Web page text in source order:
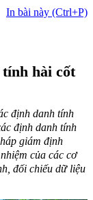
In bài này (Ctrl+P)
hài cốt
định danh tính
định danh tính
giám định
của các cơ
đối chiếu dữ liệu